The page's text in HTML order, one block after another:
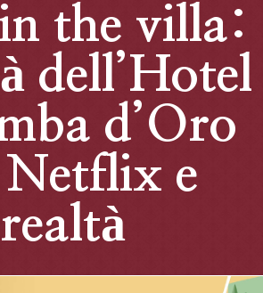
the villa:
dell’Hotel
d’Oro
e
realtà